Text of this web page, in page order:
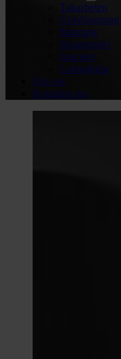
Takarbeten
Golvläggning
Murning
Husgrunder
Snickeri
Ladugårdar
Om oss
Kontakta oss